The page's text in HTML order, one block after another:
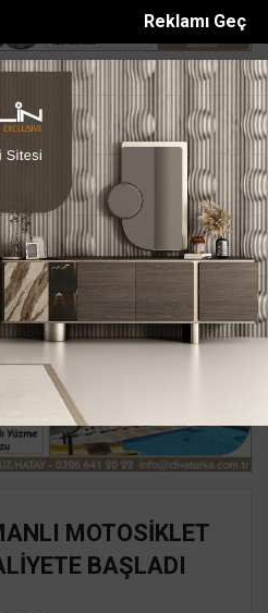
Reklamı Geç
Gazeteci Duygu Öksüz
MOTOSİKLET
BAŞLADI